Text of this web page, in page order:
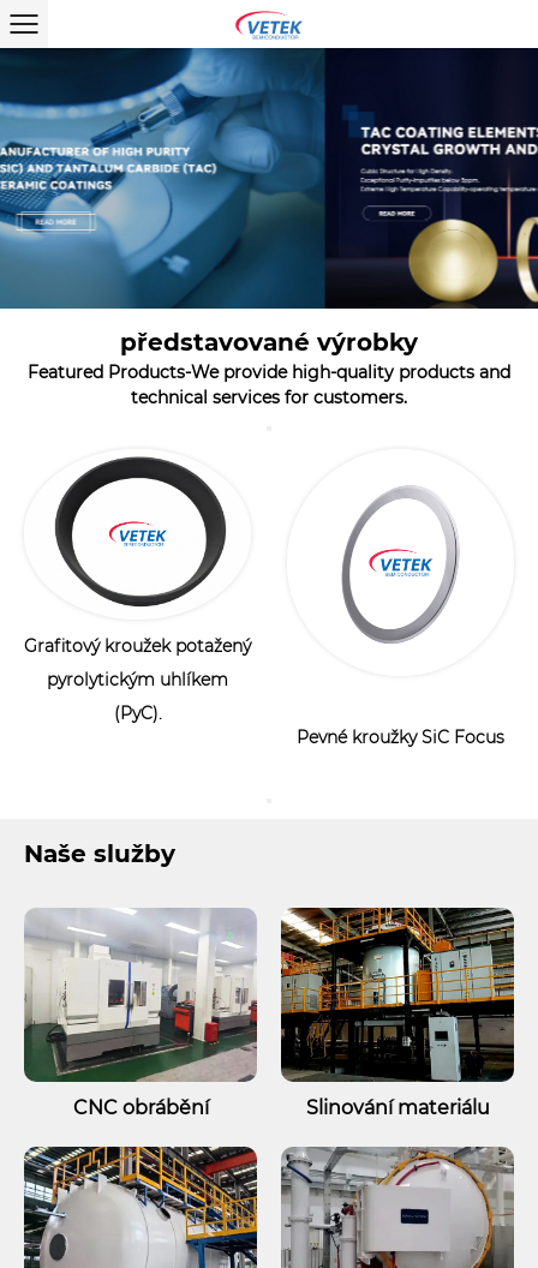
představované výrobky
Featured Products-We provide high-quality products and
technical services for customers.
Grafitový kroužek potažený
pyrolytickým uhlíkem
(PyC).
Pevné kroužky SiC Focus
Naše služby
CNC obrábění Slinování materiálu